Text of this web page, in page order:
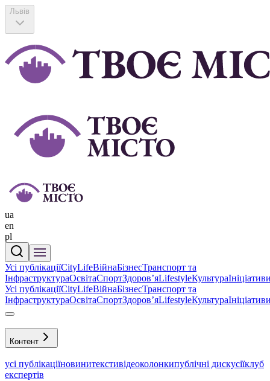
Львів
ua
en
pl
Усі публікаціїCityLifeВійнаБізнесТранспорт та
ІнфраструктураОсвітаСпортЗдоровʼяLifestyleКультура
Усі публікаціїCityLifeВійнаБізнесТранспорт та
ІнфраструктураОсвітаСпортЗдоровʼяLifestyleКультура
Контент
усі публікаціїновинитекстивідеоколонкипублічні дискусіїклуб
експертів